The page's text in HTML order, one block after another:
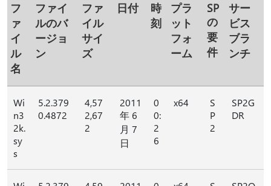
フ
ァ
イ
ル
名
ファイ
ルのバ
ージョ
ン
ファ
イル
サイ
ズ
日付
時
刻
プラ
ット
フォ
ーム
SP
の
要
件
サー
ビス
ブラ
ンチ
Wi
n3
2k.
sy
s
5.2.379
0.4872
4,57
2,67
2
2011
年 6
月 7
日
0
0:
2
6
x64
S
P
2
SP2G
DR